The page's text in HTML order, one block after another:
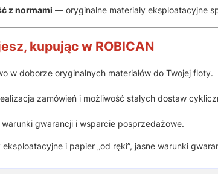
z normami — oryginalne materiały eksploatacyjne
kupując w ROBICAN
w doborze oryginalnych materiałów do Twojej floty.
zamówień i możliwość stałych dostaw
gwarancji i wsparcie posprzedażowe.
eksploatacyjne i papier „od ręki”, jasne warunki